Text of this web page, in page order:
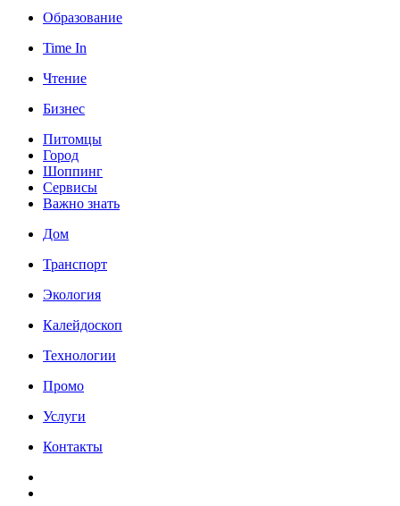
Образование
Time In
Чтение
Бизнес
Питомцы
Город
Шоппинг
Сервисы
Важно знать
Дом
Транспорт
Экология
Калейдоскоп
Технологии
Промо
Услуги
Контакты